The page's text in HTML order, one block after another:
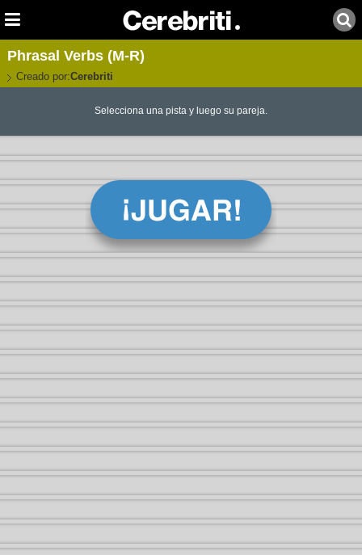
Phrasal Verbs (M-R)
Creado por:Cerebriti
Selecciona una pista y luego su pareja.